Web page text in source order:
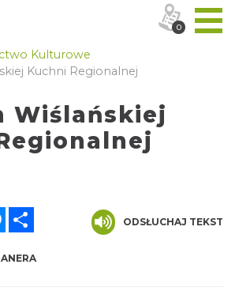
Kulturowe
Kuchni Regionalnej
Wiślańskiej
Messenger
ODSŁUCHAJ TEKST
0